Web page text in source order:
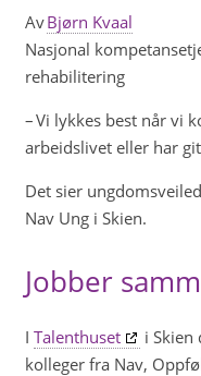
AvBjørn Kvaal
Nasjonal
rehabilitering
– Vi lykkes best når vi
arbeidslivet eller har
Det sier
Nav Ung i Skien.
Jobber
I Talenthuset
i
kolleger fra Nav,